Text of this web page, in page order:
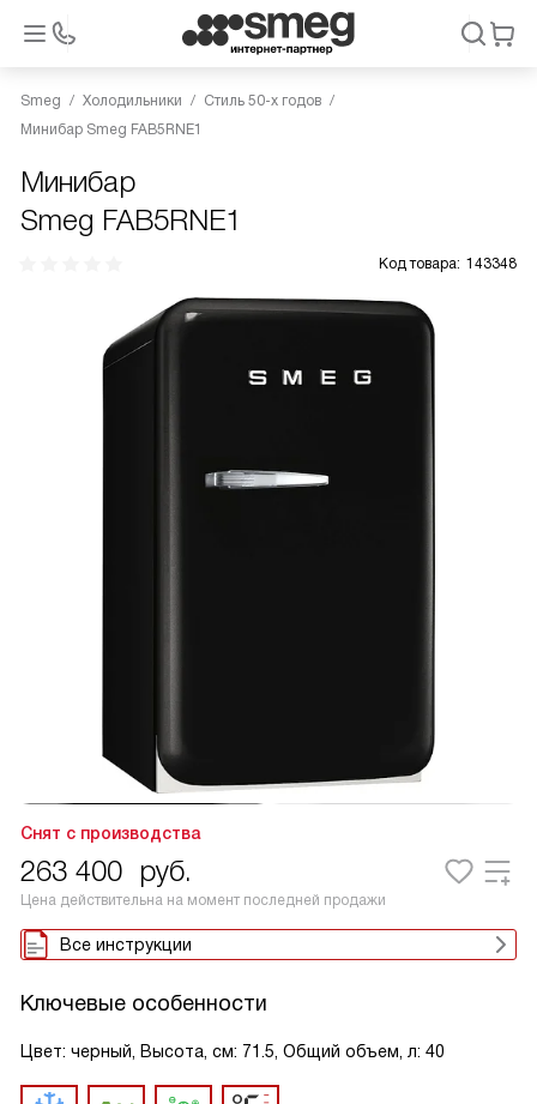
Smeg Холодильники
Стиль 50-х годов
Минибар Smeg FAB5RNE1
Минибар
Smeg FAB5RNE1
Код товара: 143348
Снят с производства
263 400 руб.
Цена действительна на момент последней продажи
Все инструкции
Ключевые особенности
Цвет: черный, Высота, см: 71.5, Общий объем, л: 40